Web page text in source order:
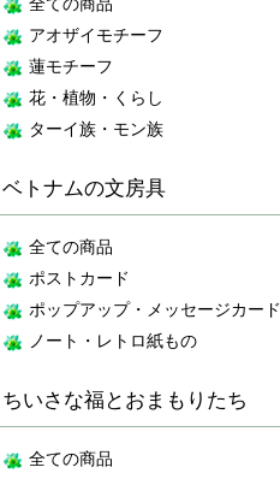
アオザイモチーフ
蓮モチーフ
花・植物・くらし
ターイ族・モン族
ベトナムの文房具
全ての商品
ポストカード
ポップアップ・メッセージカード
ノート・レトロ紙もの
ちいさな福とおまもりたち
全ての商品